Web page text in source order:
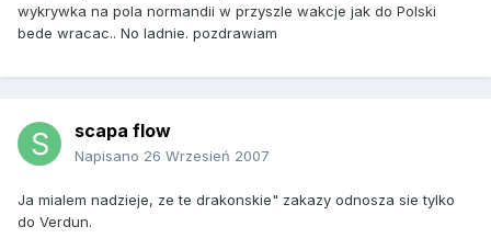
wykrywka na pola normandii w przyszle wakcje jak do Polski
bede wracac.. No ladnie. pozdrawiam
scapa flow
Napisano 26 Wrzesień 2007
Ja mialem nadzieje, ze te drakonskie" zakazy odnosza sie tylko
do Verdun.